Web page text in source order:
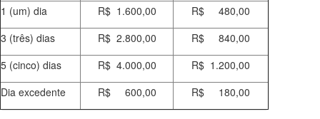
1 (um) dia
R$ 1.600,00
R$ 480,00
3 (três) dias
R$ 2.800,00
R$ 840,00
5 (cinco) dias
R$ 4.000,00
R$ 1.200,00
Dia excedente
R$ 600,00 R$ 180,00